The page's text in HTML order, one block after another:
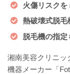
火傷リスク
熱破壊式脱毛
脱毛機の指定
湘南美容クリニッ
機器メーカー「